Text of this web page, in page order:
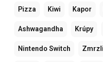
Pizza Kiwi Kapor
Ashwagandha Krúpy
Nintendo Switch